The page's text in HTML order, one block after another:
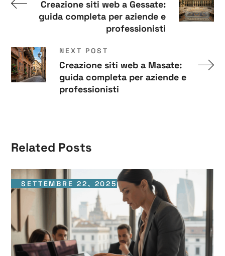
Creazione siti web a Gessate:
guida completa per aziende e
professionisti
NEXT POST
Creazione siti web a Masate:
guida completa per aziende e
professionisti
Related Posts
SETTEMBRE 22, 2025